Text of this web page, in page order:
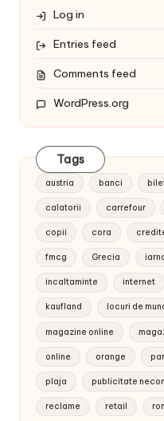
Log in
Entries feed
Comments feed
WordPress.org
Tags
austria banci
calatorii carrefour
copii cora
fmcg Grecia
incaltaminte internet
kaufland locuri de
magazine online
online orange
plaja publicitate
reclame retail